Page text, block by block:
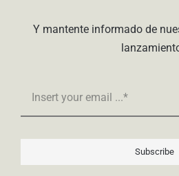
Y mantente informado de
Subscribe